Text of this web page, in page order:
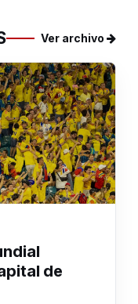
Ver archivo
de